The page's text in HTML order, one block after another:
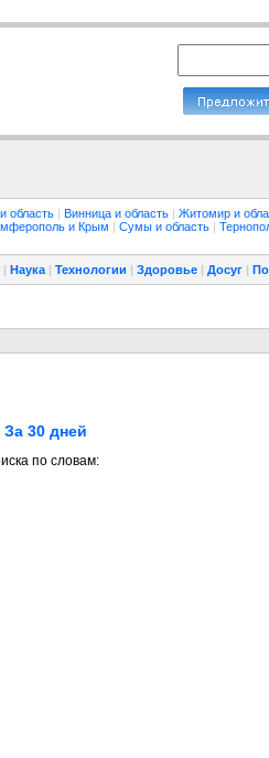
область | Винница и область | Житомир и
и Крым | Сумы и область |
| Наука | Технологии | Здоровье | Досуг |
За 30 дней
по словам: